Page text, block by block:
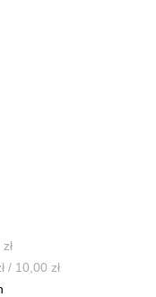
/ 10,00 zł